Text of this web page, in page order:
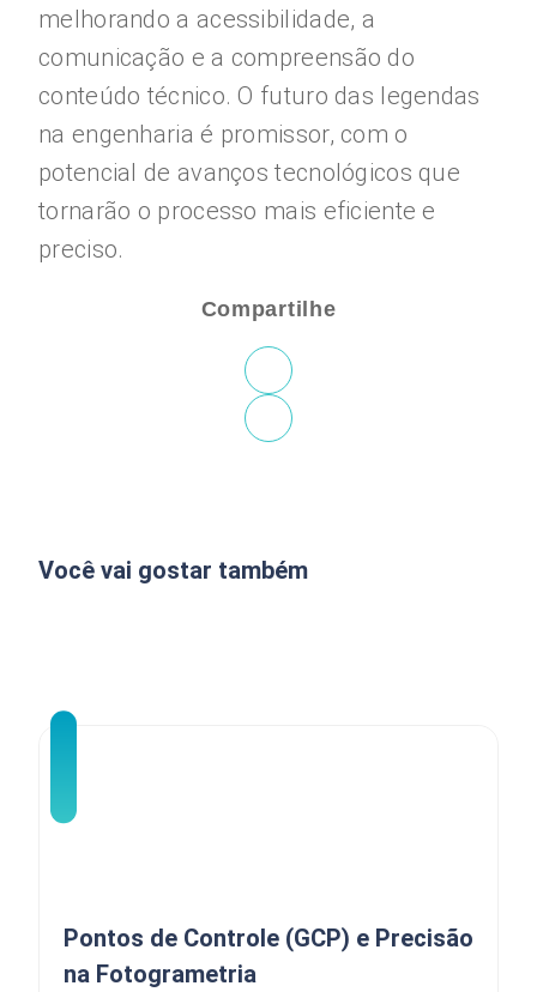
melhorando a acessibilidade, a
comunicação e a compreensão do
conteúdo técnico. O futuro das legendas
na engenharia é promissor, com o
potencial de avanços tecnológicos que
tornarão o processo mais eficiente e
preciso.
Compartilhe
Você vai gostar também
Pontos de Controle (GCP) e Precisão
na Fotogrametria